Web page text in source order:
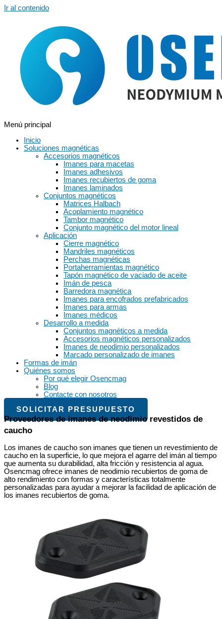
Ir al contenido
Menú principal
Inicio
Soluciones magnéticas
Accesorios magnéticos
Imanes para macetas
Imanes adhesivos
Imanes recubiertos de goma
Imanes laminados
Conjuntos magnéticos
Matrices Halbach
Acoplamiento magnético
Tambor magnético
Conjunto magnético del motor lineal
Aplicación
Cierre magnético
Mandriles magnéticos
Perchas magnéticas
Portaherramientas magnético
Tapón magnético de vaciado de aceite
Imán de pesca
Barredora magnética
Imanes para encofrados prefabricados
Imanes para armas
Imanes médicos
Desarrollo a medida
Conjuntos magnéticos a medida
Accesorios magnéticos personalizados
Imanes de neodimio personalizados
Marcado personalizado de imanes
Formas de imán
Quiénes somos
Por qué elegir Osencmag
Blog
Contacte con nosotros
SOLICITAR PRESUPUESTO
Proveedores de imanes de neodimio revestidos de
caucho
Los imanes de caucho son imanes que tienen un revestimiento de
caucho en la superficie, lo que mejora el agarre del imán al tiempo
que aumenta su durabilidad, alta fricción y resistencia al agua.
Osencmag ofrece imanes de neodimio recubiertos de goma de
alto rendimiento con formas y características totalmente
personalizadas para ayudar a mejorar la facilidad de aplicación de
los imanes recubiertos de goma.